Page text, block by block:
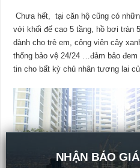
Chưa hết, tại căn hộ cũng có
với khối đế cao 5 tầng, hồ bơi tràn
dành cho trẻ em, công viên cây
thống bảo vệ 24/24 …đảm bảo
tin cho bất kỳ chủ nhân tương lai
NHẬN BÁO